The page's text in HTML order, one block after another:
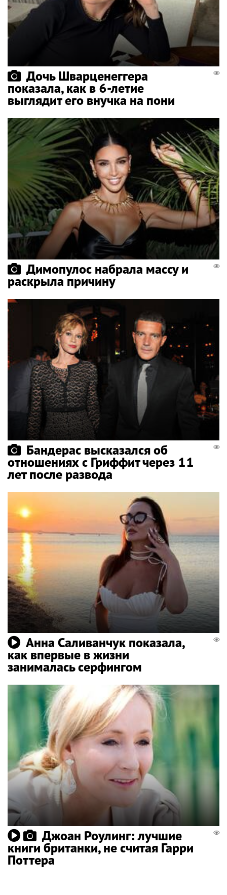
Дочь Шварценеггера
показала, как в 6-летие
выглядит его внучка на пони
Димопулос набрала массу и
раскрыла причину
Бандерас высказался об
отношениях с Гриффит через 11
лет после развода
Анна Саливанчук показала,
как впервые в жизни
занималась серфингом
Джоан Роулинг: лучшие
книги британки, не считая Гарри
Поттера